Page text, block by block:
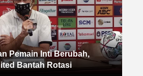
Pemain Inti Berubah,
Bantah Rotasi